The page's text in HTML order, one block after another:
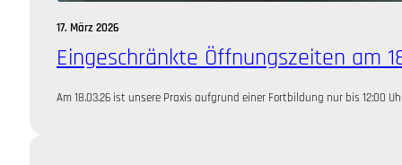
17. März 2026
Eingeschränkte Öffnungszeiten am
Am 18.03.26 ist unsere Praxis aufgrund einer Fortbildung nur bis 12:00